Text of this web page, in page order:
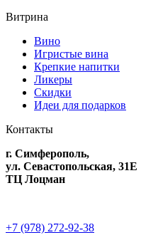
Витрина
Вино
Игристые вина
Крепкие напитки
Ликеры
Скидки
Идеи для подарков
Контакты
г. Симферополь,
ул. Севастопольская, 31Е
ТЦ Лоцман
+7 (978) 272-92-38